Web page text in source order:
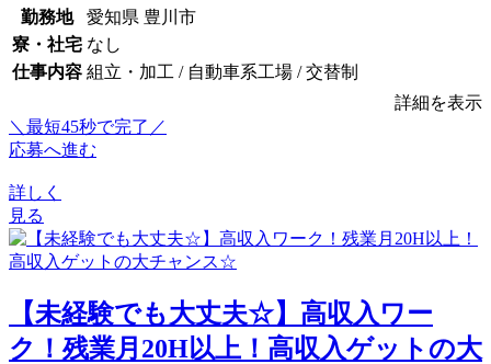
勤務地
愛知県 豊川市
寮・社宅 なし
仕事内容 組立・加工 / 自動車系工場 / 交替制
詳細を表示
＼最短45秒で完了／
応募へ進む
詳しく
見る
【未経験でも大丈夫☆】高収入ワー
ク！残業月20H以上！高収入ゲットの大